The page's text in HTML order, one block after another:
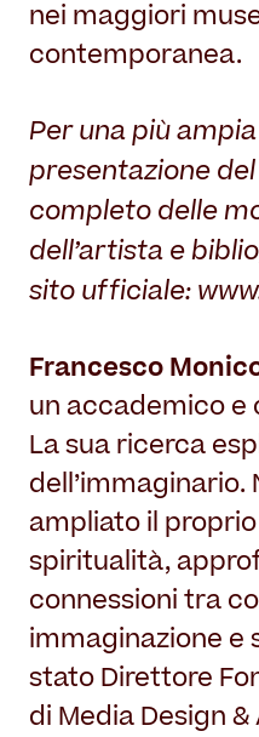
nei maggiori
contemporanea.
Per una più
presentazione
completo delle
dell’artista e
sito ufficiale:
Francesco
un accademico e
La sua ricerca
dell’immaginario.
ampliato il
spiritualità,
connessioni tra
immaginazione e
stato Direttore
di Media Design